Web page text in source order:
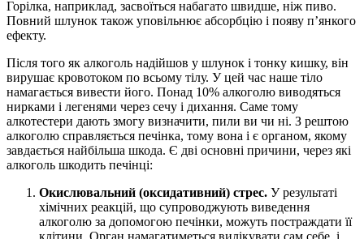
Горілка, наприклад, засвоїться набагато швидше, ніж пиво.
Повний шлунок також уповільнює абсорбцію і появу п’янкого
ефекту.
Після того як алкоголь надійшов у шлунок і тонку кишку, він
вирушає кровотоком по всьому тілу. У цей час наше тіло
намагається вивести його. Понад 10% алкоголю виводяться
нирками і легенями через сечу і дихання. Саме тому
алкотестери дають змогу визначити, пили ви чи ні. З рештою
алкоголю справляється печінка, тому вона і є органом, якому
завдається найбільша шкода. Є дві основні причини, через які
алкоголь шкодить печінці:
Окислювальний (оксидативний) стрес. У результаті
хімічних реакцій, що супроводжують виведення
алкоголю за допомогою печінки, можуть постраждати її
клітини. Орган намагатиметься вилікувати сам себе, і